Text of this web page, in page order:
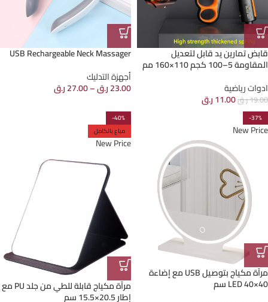
قابض تمارين يد قابل لتعديل
المقاومة 5–100 كجم 110×160 مم
ادوات رياضية
19.00ر.ق11.00ر.ق
USB Rechargeable Neck Massager
أجهزة التدليك
23.00ر.ق–
27.00ر.ق
-37%
New Price
مرآة مكياج بتوصيل USB مع إضاءة
LED 40×40 سم
-40%
مباع بالكامل
New Price
مرآة مكياج قابلة للطي من جلد PU مع
إطار 20.5×15.5 سم